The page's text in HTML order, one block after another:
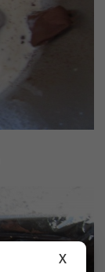
X